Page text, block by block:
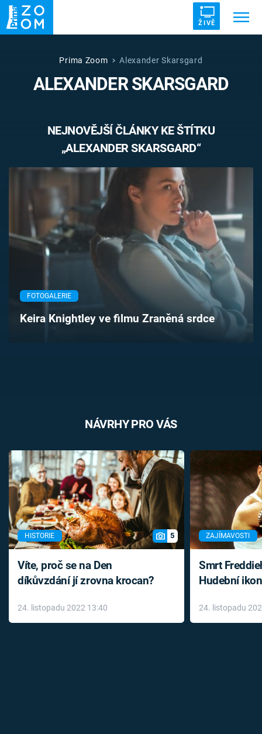
ŽIVĚ
ZRÁDCI DRUHÁ SVĚTOVÁ VÁLKA
ZÁHADY VETŘELCI DÁVNOVĚKU
Témata
Témata
Pořady
TV Program
Časopis
Sledujte prima+
Prima Zoom Alexander Skarsgard
ALEXANDER SKARSGARD
NEJNOVĚJŠÍ ČLÁNKY KE ŠTÍTKU
„ALEXANDER SKARSGARD“
FOTOGALERIE
Keira Knightley ve filmu Zraněná srdce
NÁVRHY PRO VÁS
HISTORIE 5
Víte, proč se na Den
díkůvzdání jí zrovna krocan?
24. listopadu 2022 13:40
ZAJÍMAVOSTI
Smrt
Hudební
léky
24. listopadu